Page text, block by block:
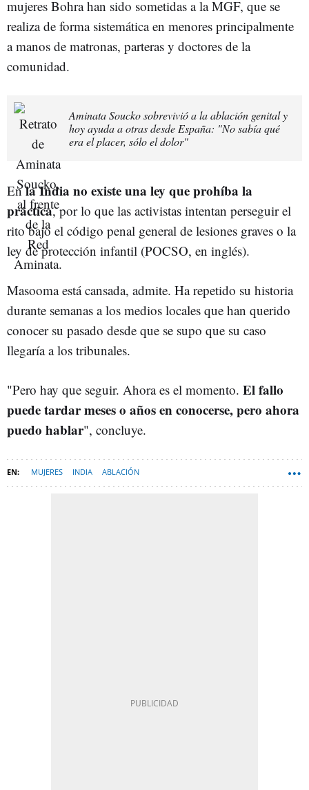
mujeres Bohra han sido sometidas a la MGF, que se
realiza de forma sistemática en menores principalmente
a manos de matronas, parteras y doctores de la
comunidad.
Aminata Soucko sobrevivió a la ablación genital y
hoy ayuda a otras desde España: "No sabía qué
era el placer, sólo el dolor"
Enla India no existe una ley que prohíba la
práctica, por lo que las activistas intentan perseguir el
rito bajo el código penal general de lesiones graves o la
ley de protección infantil (POCSO, en inglés).
Masooma está cansada, admite. Ha repetido su historia
durante semanas a los medios locales que han querido
conocer su pasado desde que se supo que su caso
llegaría a los tribunales.
"Pero hay que seguir. Ahora es el momento. El fallo
puede tardar meses o años en conocerse, pero ahora
puedo hablar", concluye.
MUJERES INDIA ABLACIÓN